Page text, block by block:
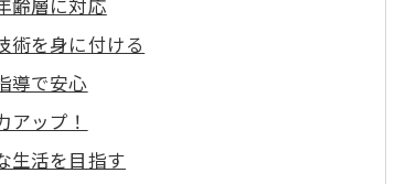
齢層に対応
術を身に付ける
導で安心
アップ！
生活を目指す